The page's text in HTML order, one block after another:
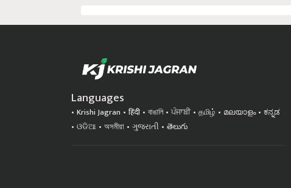
Languages
Krishi Jagran हिंदी বাঙালি ਪੰਜਾਬੀ தமிழ் മലയാളം
ಕನ್ನಡ
ଓଡିଆ
অসমীয়া ગુજરાતી తెలుగు